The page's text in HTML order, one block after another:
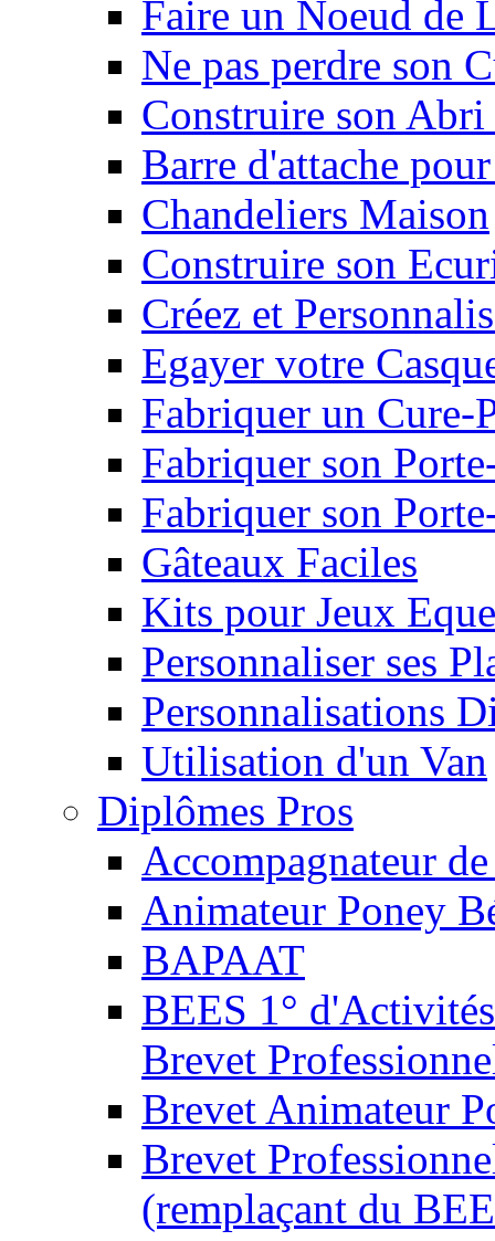
Faire un Noeud de
Ne pas perdre son
Construire son
Barre d'attache
Chandeliers Maison
Construire son
Créez et
Egayer votre
Fabriquer un Cure-
Fabriquer son
Fabriquer son
Gâteaux Faciles
Kits pour Jeux
Personnaliser ses
Personnalisations
Utilisation d'un Van
Diplômes Pros
Accompagnateur
Animateur Poney
BAPAAT
BEES 1°
Brevet
Brevet Animateur
Brevet
(remplaçant du